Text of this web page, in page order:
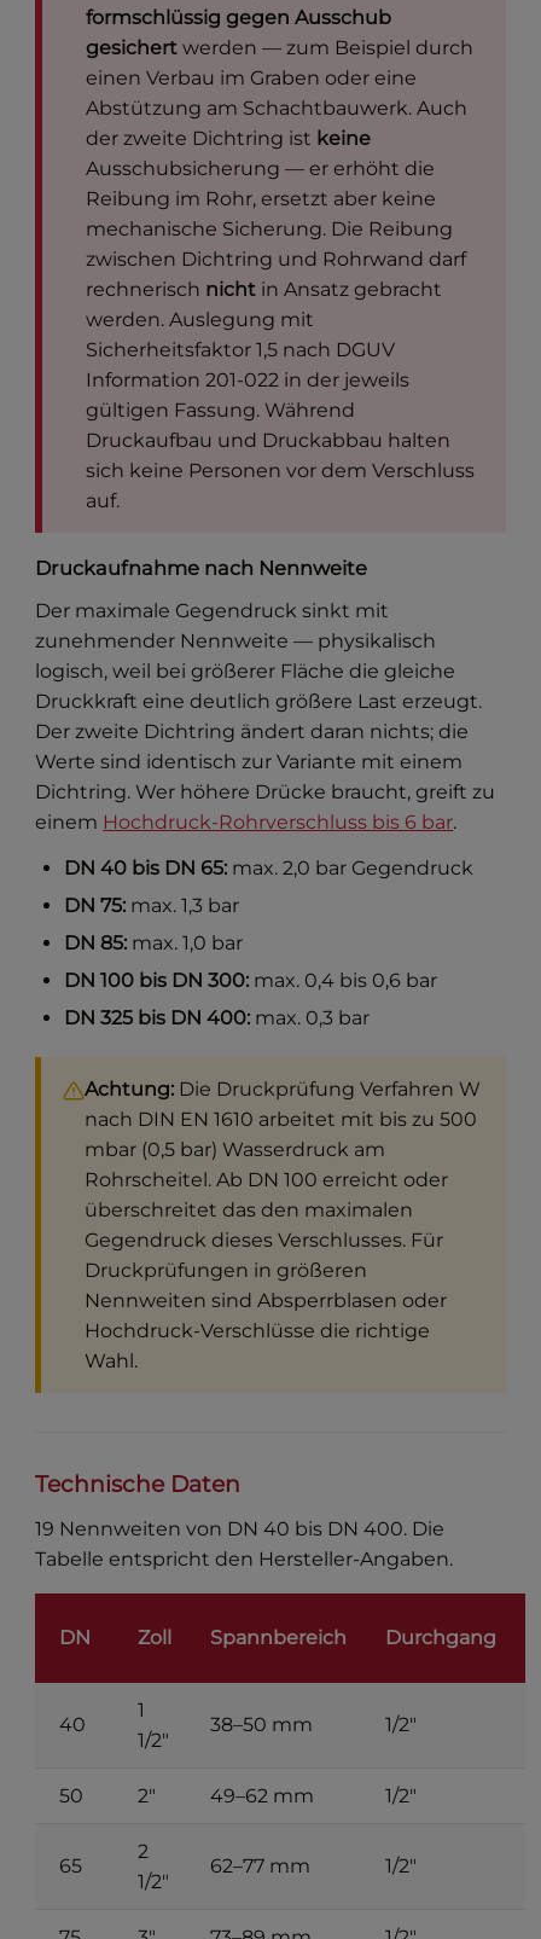
formschlüssig gegen Ausschub
gesichert werden — zum Beispiel durch
einen Verbau im Graben oder eine
Abstützung am Schachtbauwerk. Auch
der zweite Dichtring ist keine
Ausschubsicherung — er erhöht die
Reibung im Rohr, ersetzt aber keine
mechanische Sicherung. Die Reibung
zwischen Dichtring und Rohrwand darf
rechnerisch nicht in Ansatz gebracht
werden. Auslegung mit
Sicherheitsfaktor 1,5 nach DGUV
Information 201-022 in der jeweils
gültigen Fassung. Während
Druckaufbau und Druckabbau halten
sich keine Personen vor dem Verschluss
auf.
Druckaufnahme nach Nennweite
Der maximale Gegendruck sinkt mit
zunehmender Nennweite — physikalisch
logisch, weil bei größerer Fläche die gleiche
Druckkraft eine deutlich größere Last erzeugt.
Der zweite Dichtring ändert daran nichts; die
Werte sind identisch zur Variante mit einem
Dichtring. Wer höhere Drücke braucht, greift zu
einem Hochdruck-Rohrverschluss bis 6 bar.
DN 40 bis DN 65: max. 2,0 bar Gegendruck
DN 75: max. 1,3 bar
DN 85: max. 1,0 bar
DN 100 bis DN 300: max. 0,4 bis 0,6 bar
DN 325 bis DN 400: max. 0,3 bar
Achtung: Die Druckprüfung Verfahren W
nach DIN EN 1610 arbeitet mit bis zu 500
mbar (0,5 bar) Wasserdruck am
Rohrscheitel. Ab DN 100 erreicht oder
überschreitet das den maximalen
Gegendruck dieses Verschlusses. Für
Druckprüfungen in größeren
Nennweiten sind Absperrblasen oder
Hochdruck-Verschlüsse die richtige
Wahl.
Technische Daten
19 Nennweiten von DN 40 bis DN 400. Die
Tabelle entspricht den Hersteller-Angaben.
DN Zoll Spannbereich Durchgang
40
1
1/2"
38–50 mm 1/2"
50 2" 49–62 mm 1/2"
65
2
1/2"
62–77 mm 1/2"